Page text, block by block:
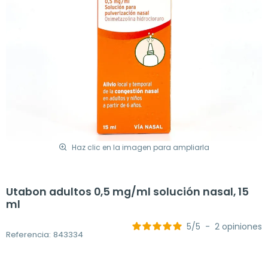
Haz clic en la imagen para ampliarla
Utabon adultos 0,5 mg/ml solución nasal, 15
ml
Referencia: 843334
5/5 - 2 opiniones